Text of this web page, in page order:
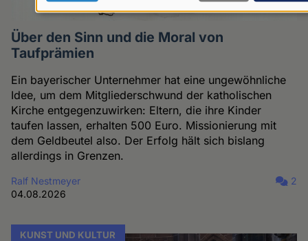
Über den Sinn und die Moral von
Taufprämien
Ein bayerischer Unternehmer hat eine ungewöhnliche
Idee, um dem Mitgliederschwund der katholischen
Kirche entgegenzuwirken: Eltern, die ihre Kinder
taufen lassen, erhalten 500 Euro. Missionierung mit
dem Geldbeutel also. Der Erfolg hält sich bislang
allerdings in Grenzen.
Ralf Nestmeyer
04.08.2026
2
KUNST UND KULTUR
Daten
und
Cookies